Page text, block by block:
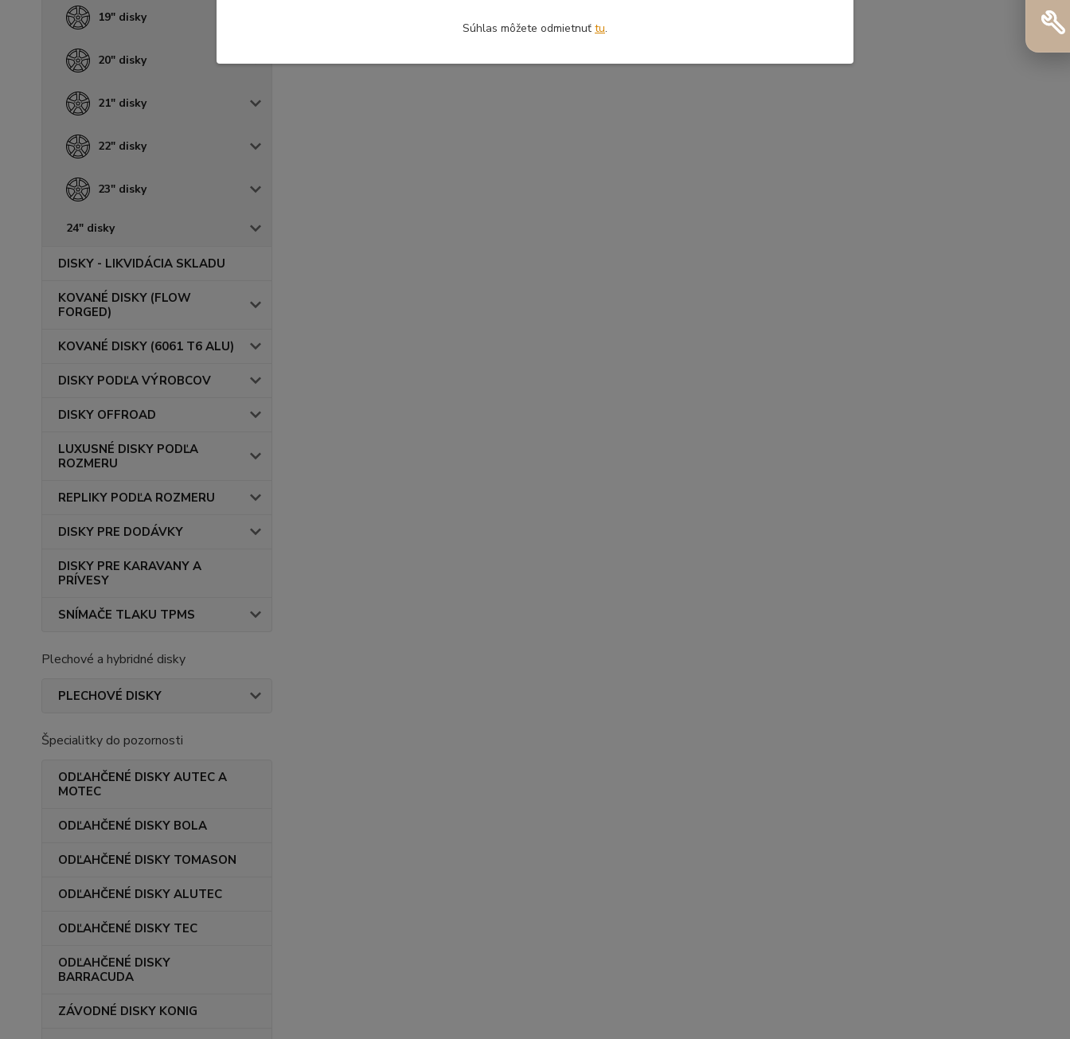
19" disky
20" disky
21" disky
22" disky
23" disky
24" disky
DISKY - LIKVIDÁCIA SKLADU
KOVANÉ DISKY (FLOW
FORGED)
KOVANÉ DISKY (6061 T6 ALU)
DISKY PODĽA VÝROBCOV
DISKY OFFROAD
LUXUSNÉ DISKY PODĽA
ROZMERU
REPLIKY PODĽA ROZMERU
DISKY PRE DODÁVKY
DISKY PRE KARAVANY A
PRÍVESY
SNÍMAČE TLAKU TPMS
Plechové a hybridné disky
PLECHOVÉ DISKY
Špecialitky do pozornosti
ODĽAHČENÉ DISKY AUTEC A
MOTEC
ODĽAHČENÉ DISKY BOLA
ODĽAHČENÉ DISKY TOMASON
ODĽAHČENÉ DISKY ALUTEC
ODĽAHČENÉ DISKY TEC
ODĽAHČENÉ DISKY
BARRACUDA
ZÁVODNÉ DISKY KONIG
Súhlas môžete odmietnuť tu.